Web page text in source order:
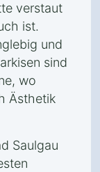
verstaut
ist.
und
sind
wo
Ästhetik
Saulgau